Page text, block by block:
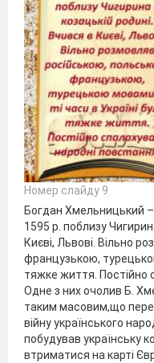
Номер слайду 9
Богдан Хмельницький
1595 р. поблизу
Києві, Львові. Вільно
французькою,
тяжке життя. Постійно
Одне з них очолив Б.
таким масовим,що
війну українського
побудував українську
втриматися на карті